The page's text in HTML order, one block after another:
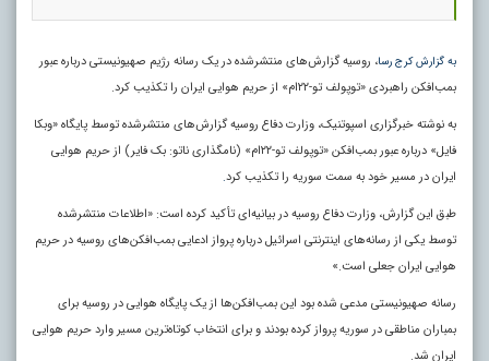
به گزارش کرج رسا، روسیه گزارش‌های منتشرشده در یک رسانه رژیم صهیونیستی درباره عبور
بمب‌افکن راهبردی «توپولف تو-۲۲ام» از حریم هوایی ایران را تکذیب کرد.
به نوشته خبرگزاری اسپوتنیک، وزارت دفاع روسیه گزارش‌های منتشرشده توسط پایگاه «وبکا
فایل» درباره عبور بمب‌افکن «توپولف تو-۲۲ام» (نامگذاری ناتو: بک فایر) از حریم هوایی
ایران در مسیر خود به سمت سوریه را تکذیب کرد.
طبق این گزارش، وزارت دفاع روسیه در بیانیه‌ای تأکید کرده است: «اطلاعات منتشرشده
توسط یکی از رسانه‌های اینترنتی اسرائیل درباره پرواز ادعایی بمب‌افکن‌های روسیه در حریم
هوایی ایران جعلی است.»
رسانه صهیونیستی مدعی شده بود این بمب‌افکن‌ها از یک پایگاه هوایی در روسیه برای
بمباران مناطقی در سوریه پرواز کرده بودند و برای انتخاب کوتاه‌ترین مسیر وارد حریم هوایی
ایران شد.